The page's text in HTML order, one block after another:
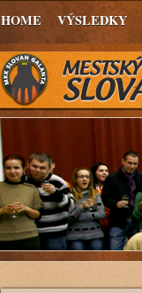
HOME VÝSLEDKY